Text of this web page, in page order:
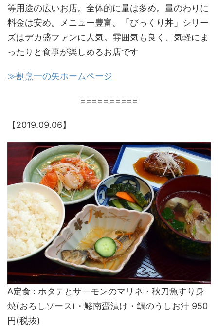
等用途の広いお店。全体的に量は多め。量のわりに
料金は安め。メニュー豊富。「びっくり丼」シリー
ズはデカ盛ファンに人気。雰囲気も良く、気軽にま
ったりと食事が楽しめるお店です
≫割烹一の矢ホームページ
==========
【2019.09.06】
A定食 : ホタテとサーモンのマリネ・秋刀魚すり身
焼(おろしソース)・鯵南蛮漬け・鯛のうしお汁 950
円(税抜)